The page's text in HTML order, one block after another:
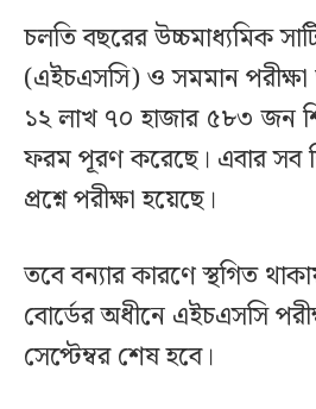
চলতি বছরের উচ্চমাধ্যমিক
(এইচএসসি) ও সমমান
১২ লাখ ৭০ হাজার ৫৮৩ জন
ফরম পূরণ করেছে। এবার সব
প্রশ্নে পরীক্ষা হয়েছে।
তবে বন্যার কারণে স্থগিত
বোর্ডের অধীনে এইচএসসি
সেপ্টেম্বর শেষ হবে।